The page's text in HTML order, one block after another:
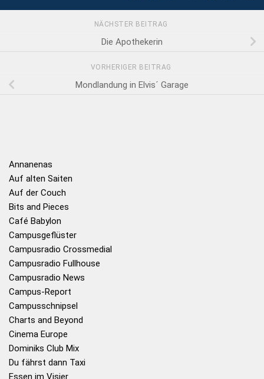
NÄCHSTER BEITRAG
Die Apothekerin
VORHERIGER BEITRAG
Mondlandung in Elvis´ Garage
Annanenas
Auf alten Saiten
Auf der Couch
Bits and Pieces
Café Babylon
Campusgeflüster
Campusradio Crossmedial
Campusradio Fullhouse
Campusradio News
Campus-Report
Campusschnipsel
Charts and Beyond
Cinema Europe
Dominiks Club Mix
Du fährst dann Taxi
Essen im Visier